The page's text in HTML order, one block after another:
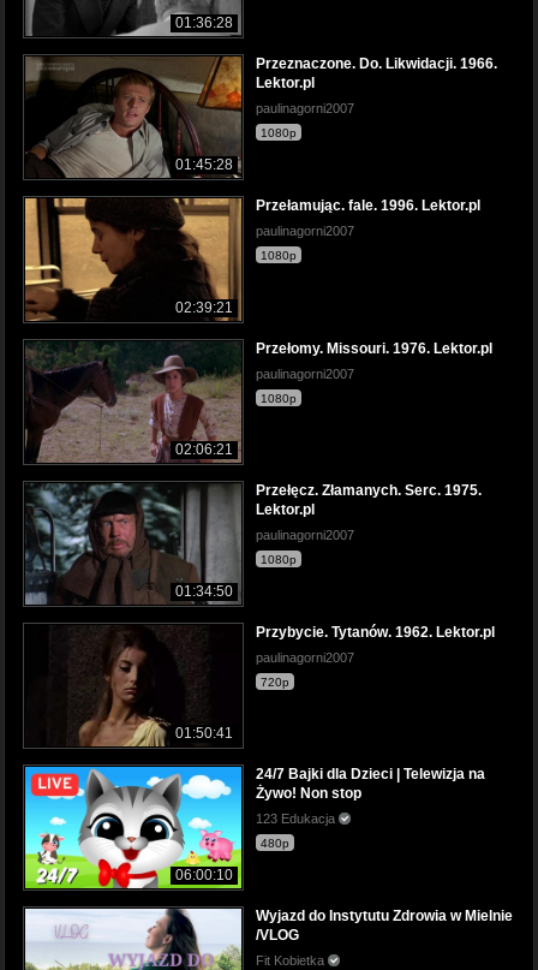
01:36:28
01:45:28
Przeznaczone. Do. Likwidacji. 1966.
Lektor.pl
paulinagorni2007
1080p
02:39:21
Przełamując. fale. 1996. Lektor.pl
paulinagorni2007
1080p
02:06:21
Przełomy. Missouri. 1976. Lektor.pl
paulinagorni2007
1080p
01:34:50
Przełęcz. Złamanych. Serc. 1975.
Lektor.pl
paulinagorni2007
1080p
01:50:41
Przybycie. Tytanów. 1962. Lektor.pl
paulinagorni2007
720p
06:00:10
24/7 Bajki dla Dzieci | Telewizja na
Żywo! Non stop
123 Edukacja
480p
Wyjazd do Instytutu Zdrowia w Mielnie
/VLOG
Fit Kobietka